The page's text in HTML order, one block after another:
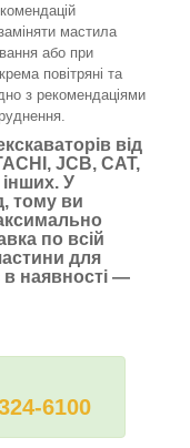
мастила
або при
повітряні та
з рекомендаціями
від
JCB, CAT,
інших. У
тому ви
по всій
для
в наявності —
6100